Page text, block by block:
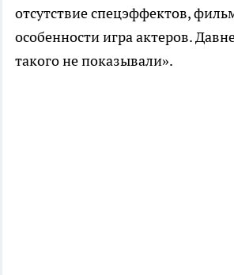
отсутствие спецэффектов,
особенности игра актеров.
такого не показывали».